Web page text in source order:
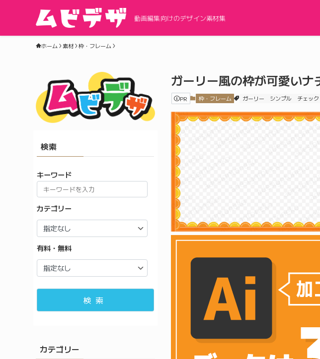
動画編集向けのデザイン素材集
ホーム 素材 枠・フレーム
ガーリー風の枠が可愛いナ
PR 枠・フレーム ガーリー シンプル チェック
検索
キーワード
カテゴリー
有料・無料
検索
カテゴリー